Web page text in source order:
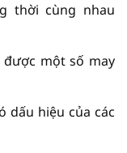
thời cùng nhau
một số may
dấu hiệu của các